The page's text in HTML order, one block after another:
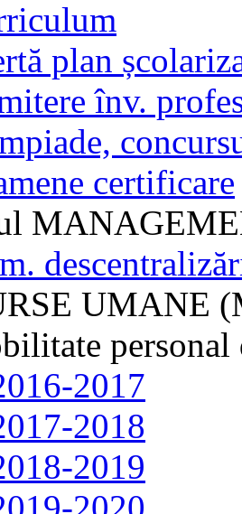
plan
înv.
certificare
UMANE
personal
2017
2018
2019